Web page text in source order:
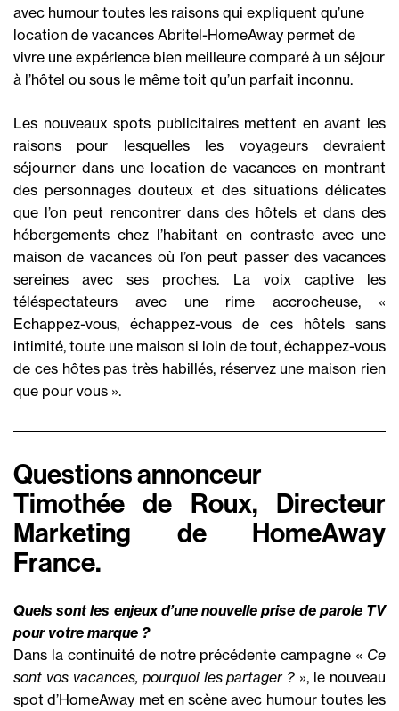
avec humour toutes les raisons qui expliquent qu’une
location de vacances Abritel-HomeAway permet de
vivre une expérience bien meilleure comparé à un séjour
à l’hôtel ou sous le même toit qu’un parfait inconnu.
Les nouveaux spots publicitaires mettent en avant les
raisons pour lesquelles les voyageurs devraient
séjourner dans une location de vacances en montrant
des personnages douteux et des situations délicates
que l’on peut rencontrer dans des hôtels et dans des
hébergements chez l’habitant en contraste avec une
maison de vacances où l’on peut passer des vacances
sereines avec ses proches. La voix captive les
téléspectateurs avec une rime accrocheuse, «
Echappez-vous, échappez-vous de ces hôtels sans
intimité, toute une maison si loin de tout, échappez-vous
de ces hôtes pas très habillés, réservez une maison rien
que pour vous ».
Questions annonceur
Timothée de Roux, Directeur
Marketing de HomeAway
France.
Quels sont les enjeux d’une nouvelle prise de parole TV
pour votre marque ?
Dans la continuité de notre précédente campagne « Ce
sont vos vacances, pourquoi les partager ? », le nouveau
spot d’HomeAway met en scène avec humour toutes les